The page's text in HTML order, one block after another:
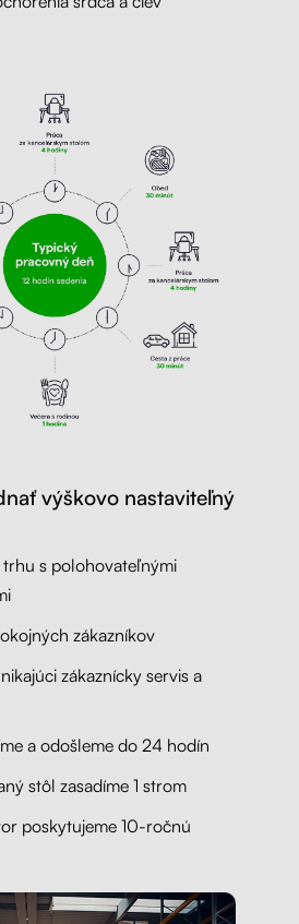
výškovo nastaviteľný
s polohovateľnými
zákazníkov
zákaznícky servis a
a odošleme do 24 hodín
stôl zasadíme 1 strom
poskytujeme 10-ročnú